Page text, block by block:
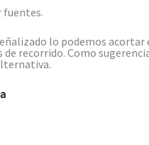
fuentes.
lo podemos acortar
recorrido. Como